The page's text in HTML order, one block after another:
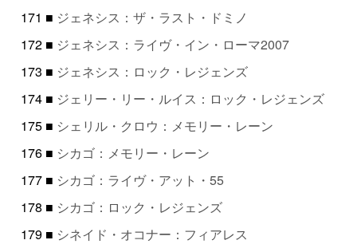
171 ■ ジェネシス：ザ・ラスト・ドミノ
172 ■ ジェネシス：ライヴ・イン・ローマ2007
173 ■ ジェネシス：ロック・レジェンズ
174 ■ ジェリー・リー・ルイス：ロック・レジェンズ
175 ■ シェリル・クロウ：メモリー・レーン
176 ■ シカゴ：メモリー・レーン
177 ■ シカゴ：ライヴ・アット・55
178 ■ シカゴ：ロック・レジェンズ
179 ■ シネイド・オコナー：フィアレス